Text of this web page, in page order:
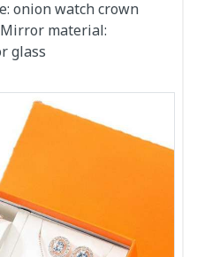
onion watch crown
material:
glass